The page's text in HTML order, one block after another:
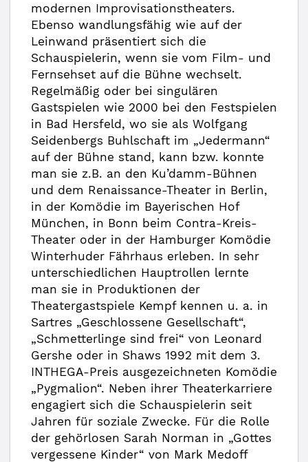
modernen Improvisationstheaters.
Ebenso wandlungsfähig wie auf der
Leinwand präsentiert sich die
Schauspielerin, wenn sie vom Film- und
Fernsehset auf die Bühne wechselt.
Regelmäßig oder bei singulären
Gastspielen wie 2000 bei den Festspielen
in Bad Hersfeld, wo sie als Wolfgang
Seidenbergs Buhlschaft im „Jedermann“
auf der Bühne stand, kann bzw. konnte
man sie z.B. an den Ku’damm-Bühnen
und dem Renaissance-Theater in Berlin,
in der Komödie im Bayerischen Hof
München, in Bonn beim Contra-Kreis-
Theater oder in der Hamburger Komödie
Winterhuder Fährhaus erleben. In sehr
unterschiedlichen Hauptrollen lernte
man sie in Produktionen der
Theatergastspiele Kempf kennen u. a. in
Sartres „Geschlossene Gesellschaft“,
„Schmetterlinge sind frei“ von Leonard
Gershe oder in Shaws 1992 mit dem 3.
INTHEGA-Preis ausgezeichneten Komödie
„Pygmalion“. Neben ihrer Theaterkarriere
engagiert sich die Schauspielerin seit
Jahren für soziale Zwecke. Für die Rolle
der gehörlosen Sarah Norman in „Gottes
vergessene Kinder“ von Mark Medoff